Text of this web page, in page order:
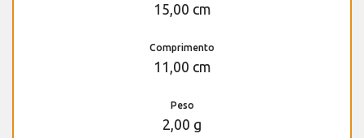
15,00 cm
Comprimento
11,00 cm
Peso
2,00 g